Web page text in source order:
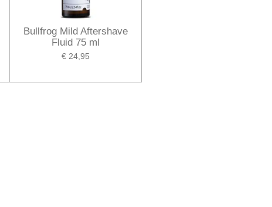
Bullfrog Mild Aftershave
Fluid 75 ml
€ 24,95